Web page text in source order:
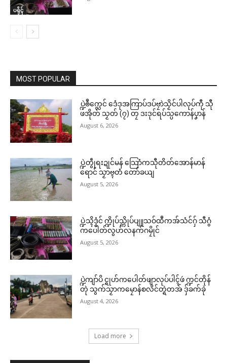
ပရိုၚ်
MOST POPULAR
ပ္ဍဲၜဳက္လေင် ဒေံဒုအကြာပ်ဒပ်ဗၠာဲသၟိင်ပါလုပ်ကီု သီု
ဖအိုတ် သၟတ် (၇) တၠ ဒးဒုင်ရပ်သ္ပကောန်ပၞာန်
August 6, 2026
ပ္ဍဲတွဵုရးဍုင်မန် သြောံကသီုတိတ်အောန်မာန်
ရောင် သၟာဗ္ၚတံ တော်ခယျ
August 5, 2026
ပ္ဍဲသ္ၚိဒၟံင် က္ဍိုပ်သ္ကိုပ်ပျူသဝ်ထဳကအ်သံင်ဂှ် သီဂွံ
ကပေါတ်လွဟ်လနက်ဂမၠိုင်
August 5, 2026
ပ္ဍဲကျာ်ပိ င္ရုဟ်ကပေါတ်ဖျာလုပ်ပါၚ်ဖဴ က္ဍင်တိုန်
တုဲ သွက်သၟာကမၠောန်စလိင်တ္ရဲတအ် ဒှ်ခက်ခုဲ
August 4, 2026
Load more